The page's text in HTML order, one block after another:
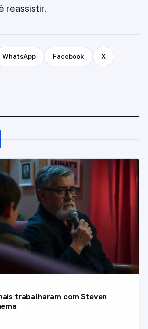
reassistir.
WhatsApp Facebook X
trabalharam com Steven